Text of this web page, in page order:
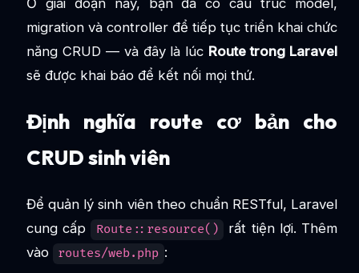
migration và controller để tiếp tục triển khai chức
năng CRUD — và đây là lúc Route trong Laravel
sẽ được khai báo để kết nối mọi thứ.
Định nghĩa route cơ bản cho
CRUD sinh viên
Để quản lý sinh viên theo chuẩn RESTful, Laravel
cung cấp
Route::resource()
rất tiện lợi. Thêm
vào
routes/web.php :